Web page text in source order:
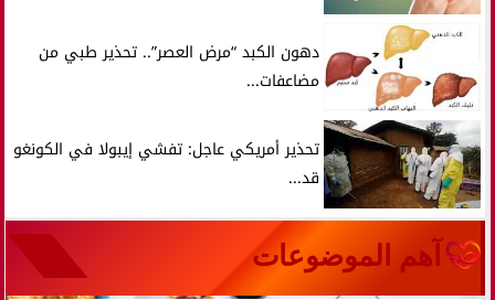
دهون الكبد “مرض العصر”.. تحذير طبي من
مضاعفات...
تحذير أمريكي عاجل: تفشي إيبولا في الكونغو
قد...
آهم الموضوعات